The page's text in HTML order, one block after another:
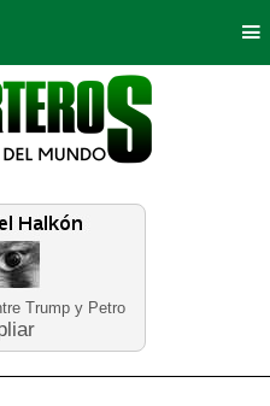
Trump y Petro
Bogotá
Deportes
Neira